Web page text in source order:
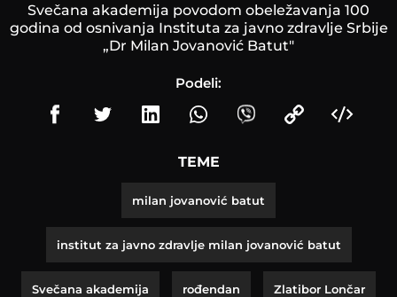
Svečana akademija povodom obeležavanja 100
godina od osnivanja Instituta za javno zdravlje Srbije
„Dr Milan Jovanović Batutʺ
Podeli:
TEME
milan jovanović batut
institut za javno zdravlje milan jovanović batut
Svečana akademija rođendan Zlatibor Lončar